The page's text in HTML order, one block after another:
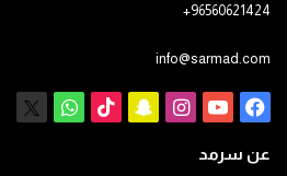
+96560621424
info@sarmad.com
فيسبوكيوتيوبانستقرام
سناب ‫TikTokواتساب
عن سرمد